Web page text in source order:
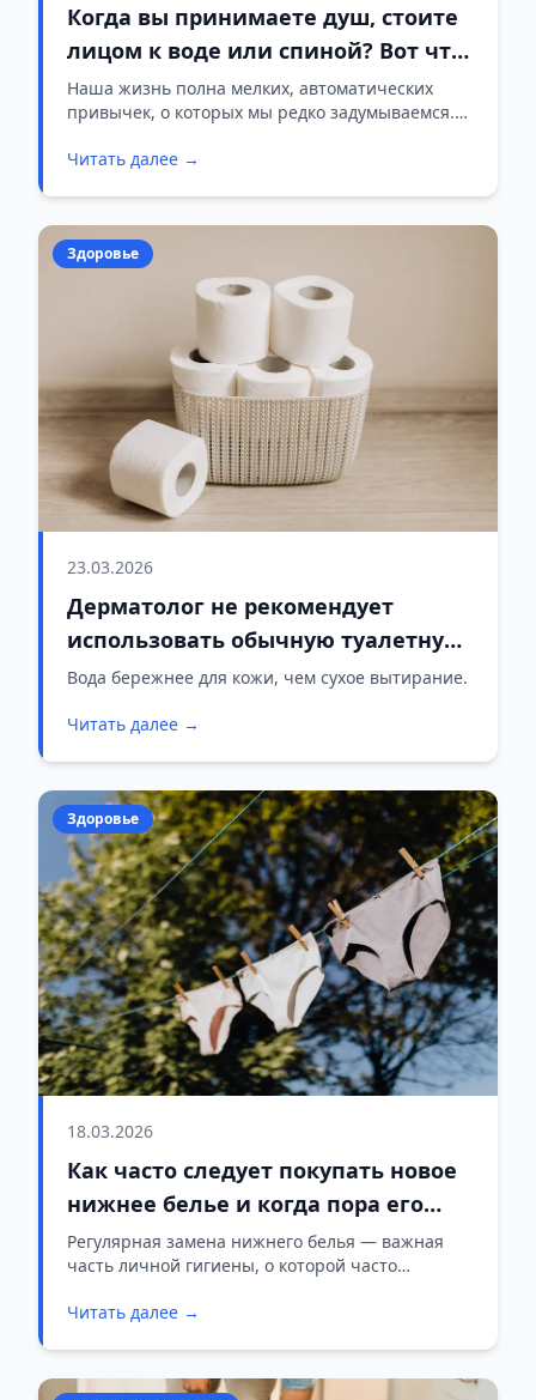
Когда вы принимаете душ, стоите
лицом к воде или спиной? Вот что
говорят эксперты
Наша жизнь полна мелких, автоматических
привычек, о которых мы редко задумываемся.
одинаково. Но даже такая обыденная вещь, как
другие поворачиваются спиной, а многие
просто спонтанно меняют положение. Так как
Читать далее →
Здоровье
23.03.2026
Дерматолог не рекомендует
использовать обычную туалетную
бумагу и предлагает
Вода бережнее для кожи, чем сухое вытирание.
Читать далее →
Здоровье
18.03.2026
Как часто следует покупать новое
нижнее белье и когда пора его
менять?
Регулярная замена нижнего белья — важная
часть личной гигиены, о которой часто
Читать далее →